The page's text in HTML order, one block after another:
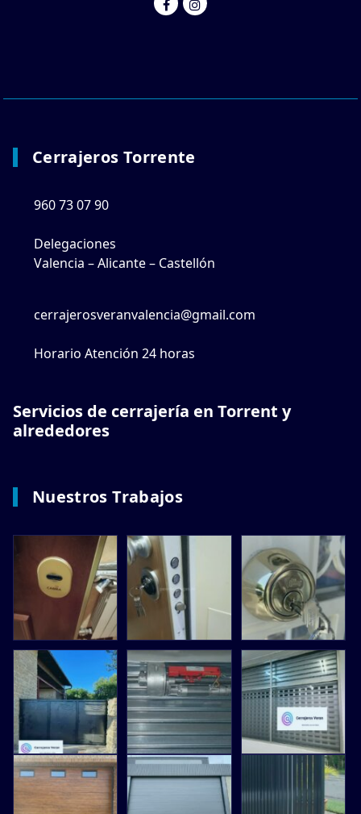
Cerrajeros Torrente
960 73 07 90
Delegaciones
Valencia – Alicante – Castellón
cerrajerosveranvalencia@gmail.com
Horario Atención 24 horas
Servicios de cerrajería en Torrent y
alrededores
Nuestros Trabajos